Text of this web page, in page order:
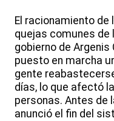
El racionamiento de
quejas comunes
gobierno de Argenis
puesto en marcha
gente
días, lo que afectó
personas. Antes de
anunció el fin del